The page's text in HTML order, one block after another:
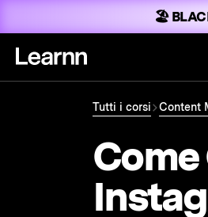
🏖️
Tutti i corsi Content